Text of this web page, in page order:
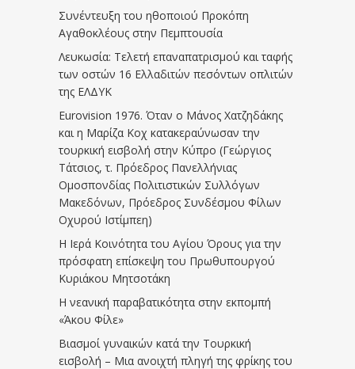
Συνέντευξη του ηθοποιού Προκόπη
Αγαθοκλέους στην Πεμπτουσία
Λευκωσία: Τελετή επαναπατρισμού και ταφής
των οστών 16 Ελλαδιτών πεσόντων οπλιτών
της ΕΛΔΥΚ
Eurovision 1976. Όταν ο Μάνος Χατζηδάκης
και η Μαρίζα Κοχ κατακεραύνωσαν την
τουρκική εισβολή στην Κύπρο (Γεώργιος
Τάτσιος, τ. Πρόεδρος Πανελλήνιας
Ομοσπονδίας Πολιτιστικών Συλλόγων
Μακεδόνων, Πρόεδρος Συνδέσμου Φίλων
Οχυρού Ιστίμπεη)
Η Ιερά Κοινότητα του Αγίου Όρους για την
πρόσφατη επίσκεψη του Πρωθυπουργού
Κυριάκου Μητσοτάκη
Η νεανική παραβατικότητα στην εκπομπή
«Άκου Φίλε»
Βιασμοί γυναικών κατά την Τουρκική
εισβολή – Μια ανοιχτή πληγή της φρίκης του